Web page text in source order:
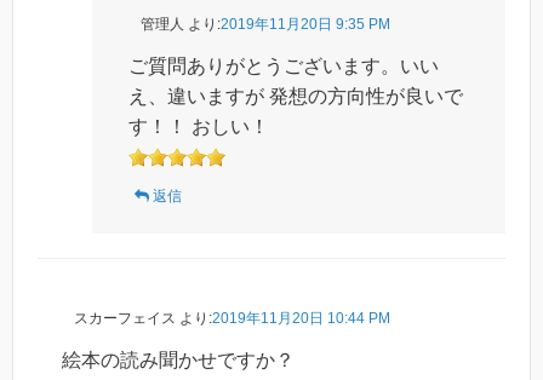
管理人 より:2019年11月20日 9:35 PM
ご質問ありがとうございます。いい
え、違いますが 発想の方向性が良いで
す！！ おしい！
返信
スカーフェイス より:2019年11月20日 10:44 PM
絵本の読み聞かせですか？